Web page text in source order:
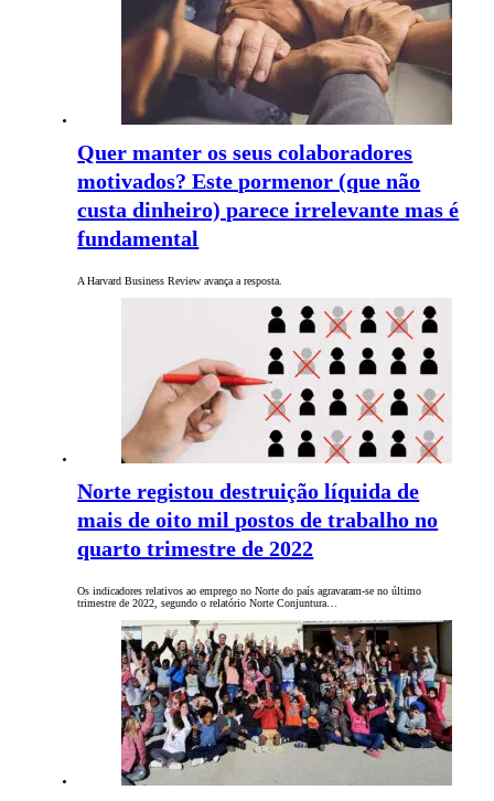
Quer manter os seus colaboradores
motivados? Este pormenor (que não
custa dinheiro) parece irrelevante mas é
fundamental
A Harvard Business Review avança a resposta.
Norte registou destruição líquida de
mais de oito mil postos de trabalho no
quarto trimestre de 2022
Os indicadores relativos ao emprego no Norte do país agravaram-se no último
trimestre de 2022, segundo o relatório Norte Conjuntura…